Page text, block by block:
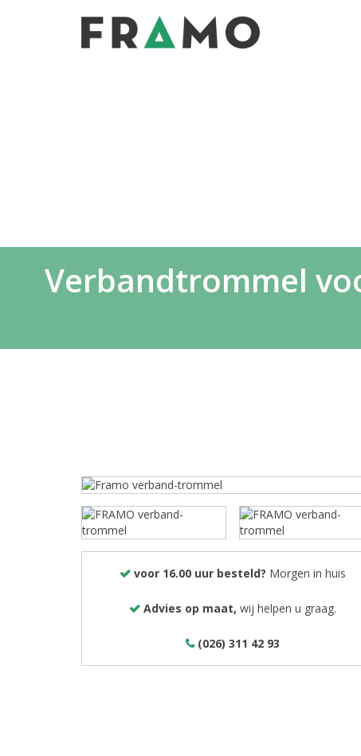
Verbandtrommel
voor 16.00 uur besteld? Morgen in huis
Advies op maat, wij helpen u graag.
(026) 311 42 93